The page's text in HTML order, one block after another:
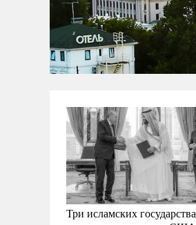
Три исламских государства